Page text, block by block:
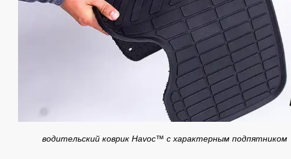
водительский коврик Havoc™ c характерным подпятником